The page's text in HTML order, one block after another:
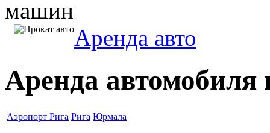
Аренда авто
Аренда автомобиля
Аэропорт Рига Рига Юрмала